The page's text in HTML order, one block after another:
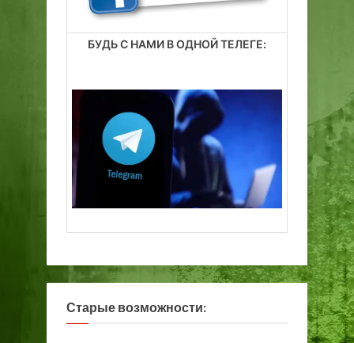
БУДЬ С НАМИ В ОДНОЙ ТЕЛЕГЕ:
Старые возможности: